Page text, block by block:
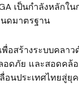
เป็นกำลังหลักใน
ดมาตรฐาน
พื่อสร้างระบบคลา
อดภัย และสอดคล้
อนประเทศไทยสู่ยุ